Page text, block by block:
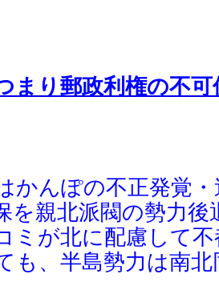
まり郵政利権の不
かんぽの不正発覚
を親北派閥の勢力
ミが北に配慮して
も、半島勢力は南